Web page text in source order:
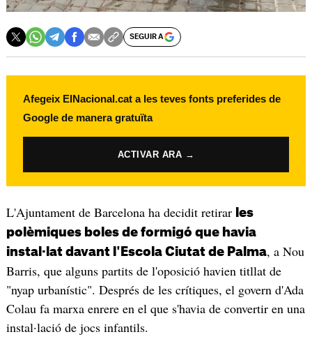
SEGUIR A
Afegeix ElNacional.cat a les teves fonts preferides de
Google de manera gratuïta
ACTIVAR ARA →
L'Ajuntament de Barcelona ha decidit retirar les
polèmiques boles de formigó que havia
instal·lat davant l'Escola Ciutat de Palma, a Nou
Barris, que alguns partits de l'oposició havien titllat de
"nyap urbanístic". Després de les crítiques, el govern d'Ada
Colau fa marxa enrere en el que s'havia de convertir en una
instal·lació de jocs infantils.